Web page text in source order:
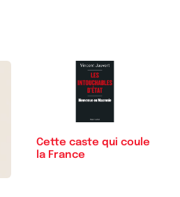
Cette caste qui coule
la France